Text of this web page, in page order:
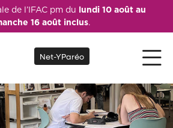
de l’IFAC pm du lundi 10 août au
16 août inclus.
Net-YParéo